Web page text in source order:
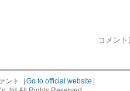
コメン
ント［Go to official website ］